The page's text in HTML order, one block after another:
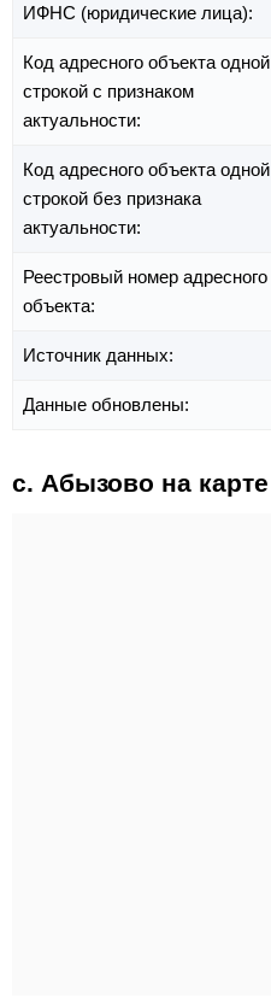
ИФНС (юридические лица):
Код адресного объекта одной
строкой с признаком
актуальности:
Код адресного объекта одной
строкой без признака
актуальности:
Реестровый номер адресного
объекта:
Источник данных:
Данные обновлены:
с. Абызово на карте